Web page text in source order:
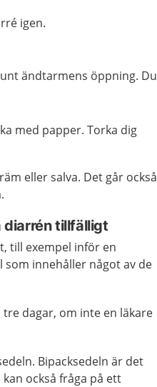
igen.
ändtarmens öppning. Du
med papper. Torka dig
eller salva. Det går också
diarrén tillfälligt
till exempel inför en
som innehåller något av de
dagar, om inte en läkare
Bipacksedeln är det
också fråga på ett